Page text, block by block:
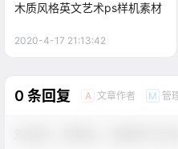
木质风格英文艺术ps样机素材
2020-4-17 21:13:42
0 条回复 A 文章作者 M 管